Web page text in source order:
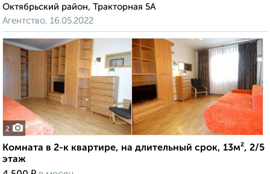
Октябрьский район, Тракторная 5А
Агентство, 16.05.2022
2
Комната в 2-к квартире, на длительный срок, 13м², 2/5
этаж